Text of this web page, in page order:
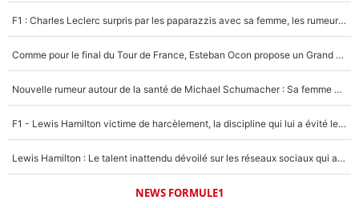
F1 : Charles Leclerc surpris par les paparazzis avec sa femme, les rumeurs étaient vraies !
Comme pour le final du Tour de France, Esteban Ocon propose un Grand Prix de Formule 1 à Paris : «Autour de l’Arc de Triomphe, ce serait génial» !
Nouvelle rumeur autour de la santé de Michael Schumacher : Sa femme Corinna sort du silence
F1 - Lewis Hamilton victime de harcèlement, la discipline qui lui a évité le pire : «J'aurais probablement mal tourné»
Lewis Hamilton : Le talent inattendu dévoilé sur les réseaux sociaux qui a impressionné Kim Kardashian pendant leurs vacances en amoureux !
NEWS FORMULE1